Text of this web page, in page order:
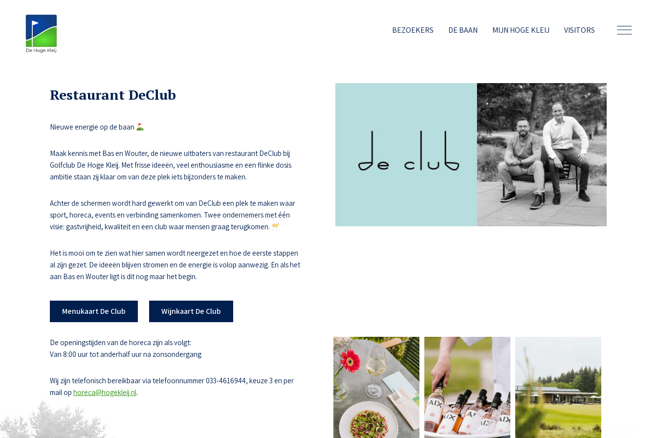
BEZOEKERS DE BAAN MIJN HOGE KLEIJ VISITORS
Restaurant DeClub
Nieuwe energie op de baan
Maak kennis met Bas en Wouter, de nieuwe uitbaters van restaurant DeClub bij
Golfclub De Hoge Kleij. Met frisse ideeën, veel enthousiasme en een flinke dosis
ambitie staan zij klaar om van deze plek iets bijzonders te maken.
Achter de schermen wordt hard gewerkt om van DeClub een plek te maken waar
sport, horeca, events en verbinding samenkomen. Twee ondernemers met één
visie: gastvrijheid, kwaliteit en een club waar mensen graag terugkomen.
Het is mooi om te zien wat hier samen wordt neergezet en hoe de eerste stappen
al zijn gezet. De ideeën blijven stromen en de energie is volop aanwezig. En als het
aan Bas en Wouter ligt is dit nog maar het begin.
Menukaart De Club Wijnkaart De Club
De openingstijden van de horeca zijn als volgt:
Van 8:00 uur tot anderhalf uur na zonsondergang
Wij zijn telefonisch bereikbaar via telefoonnummer 033-4616944, keuze 3 en per
mail op horeca@hogekleij.nl.